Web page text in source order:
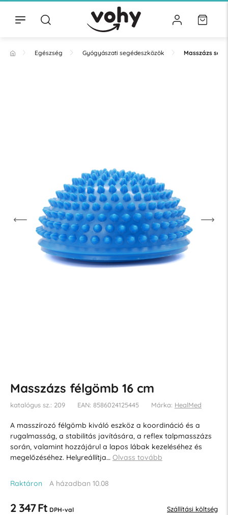
Egészség Gyógyászati segédeszközök Masszázs
Masszázs félgömb 16 cm
katalógus sz.: 209 EAN: 8586024125445 Márka: HealMed
A masszírozó félgömb kiváló eszköz a koordináció és a
rugalmasság, a stabilitás javítására, a reflex talpmasszázs
során, valamint hozzájárul a lapos lábak kezeléséhez és
megelőzéséhez. Helyreállítja… Olvass tovább
Raktáron A házadban 10.08
2 347 Ft DPH-val Szállítási költség